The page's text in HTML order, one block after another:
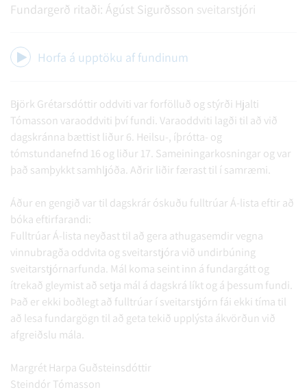
Fundargerð ritaði: Ágúst Sigurðsson sveitarstjóri
Horfa á upptöku af fundinum
Björk Grétarsdóttir oddviti var forfölluð og stýrði Hjalti
Tómasson varaoddviti því fundi. Varaoddviti lagði til að við
dagskránna bættist liður 6. Heilsu-, íþrótta- og
tómstundanefnd 16 og liður 17. Sameiningarkosningar og var
það samþykkt samhljóða. Aðrir liðir færast til í samræmi.
Áður en gengið var til dagskrár óskuðu fulltrúar Á-lista eftir að
bóka eftirfarandi:
Fulltrúar Á-lista neyðast til að gera athugasemdir vegna
vinnubragða oddvita og sveitarstjóra við undirbúning
sveitarstjórnarfunda. Mál koma seint inn á fundargátt og
ítrekað gleymist að setja mál á dagskrá líkt og á þessum fundi.
Það er ekki boðlegt að fulltrúar í sveitarstjórn fái ekki tíma til
að lesa fundargögn til að geta tekið upplýsta ákvörðun við
afgreiðslu mála.
Margrét Harpa Guðsteinsdóttir
Steindór Tómasson